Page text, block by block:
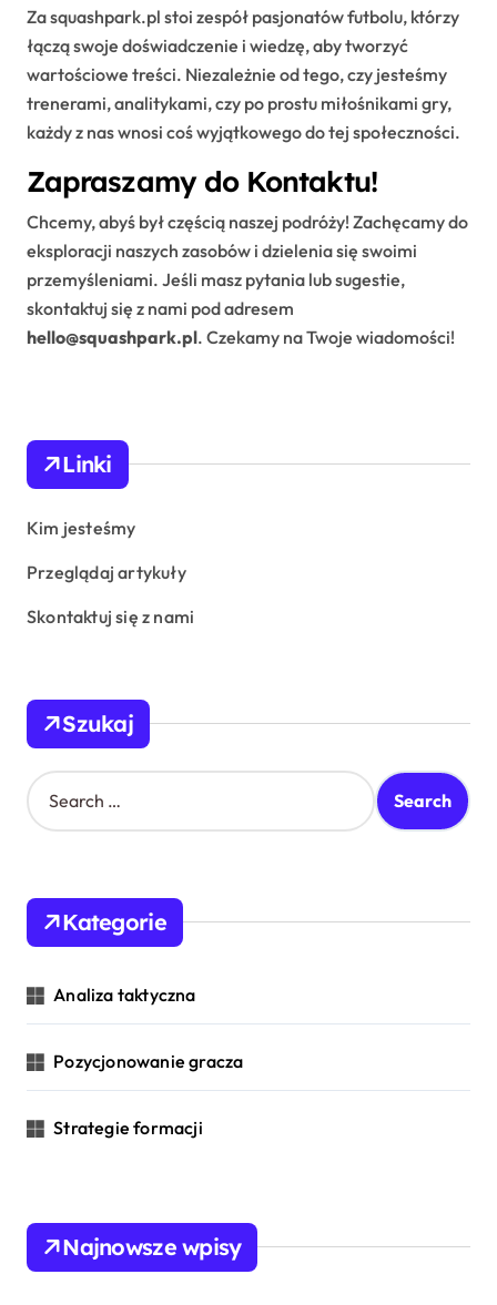
Za squashpark.pl stoi zespół pasjonatów futbolu, którzy
łączą swoje doświadczenie i wiedzę, aby tworzyć
wartościowe treści. Niezależnie od tego, czy jesteśmy
trenerami, analitykami, czy po prostu miłośnikami gry,
każdy z nas wnosi coś wyjątkowego do tej społeczności.
Zapraszamy do Kontaktu!
Chcemy, abyś był częścią naszej podróży! Zachęcamy do
eksploracji naszych zasobów i dzielenia się swoimi
przemyśleniami. Jeśli masz pytania lub sugestie,
skontaktuj się z nami pod adresem
hello@squashpark.pl. Czekamy na Twoje wiadomości!
Linki
Kim jesteśmy
Przeglądaj artykuły
Skontaktuj się z nami
Szukaj
S
e
h
o
:
Kategorie
Analiza taktyczna
Pozycjonowanie gracza
Strategie formacji
Najnowsze wpisy